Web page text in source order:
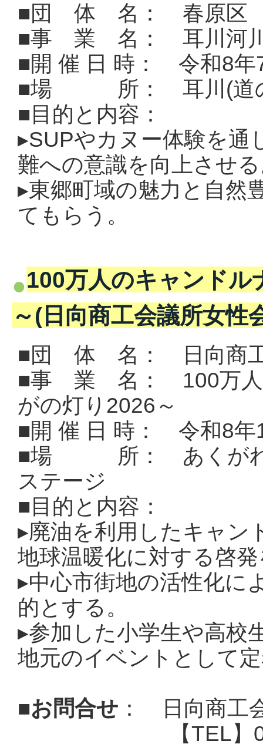
■団 体 名： 春原区
■事 業 名： 耳川河川
■開 催 日 時： 令和8年
■場 所： 耳川(道の
■目的と内容：
▸SUPやカヌー体験を通
難への意識を向上させ
▸東郷町域の魅力と自然
てもらう。
100万人のキャンドル
～(日向商工会議所女性
■団 体 名：
日向商
■事 業 名： 100万人
がの灯り2026～
■開 催 日 時： 令和8年
■場 所： あくがれ広
ステージ
■目的と内容：
▸廃油を利用したキャン
地球温暖化に対する啓
▸中心市街地の活性化に
的とする。
▸参加した小学生や高校
地元のイベントとして
■お問合せ ：
日向商工
【TEL】